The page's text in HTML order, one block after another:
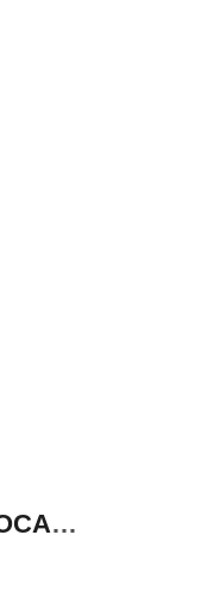
PENZA 914 - LOCAL CON BAÑO Y KITCHENETTE